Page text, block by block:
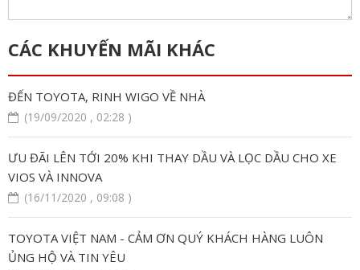
CÁC KHUYẾN MÃI KHÁC
ĐẾN TOYOTA, RINH WIGO VỀ NHÀ
(19/09/2020 , 02:28 )
ƯU ĐÃI LÊN TỚI 20% KHI THAY DẦU VÀ LỌC DẦU CHO XE
VIOS VÀ INNOVA
(16/11/2020 , 09:08 )
TOYOTA VIỆT NAM - CẢM ƠN QUÝ KHÁCH HÀNG LUÔN
ỦNG HỘ VÀ TIN YÊU